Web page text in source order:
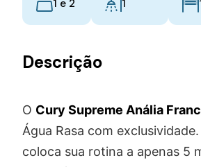
1 e 2
1
Descrição
O Cury Supreme Anália
Água Rasa com
coloca sua rotina a apenas 5